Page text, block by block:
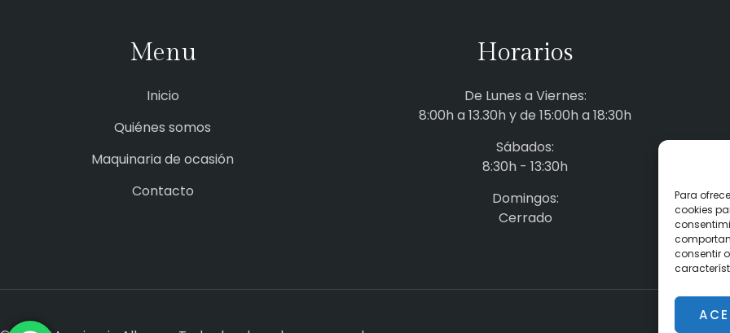
Para
cookies
consentir
Menu
Inicio
Quiénes somos
Maquinaria de ocasión
Contacto
Horarios
De Lunes a Viernes:
8:00h a 13.30h y de 15:00h a 18:30h
Sábados:
8:30h - 13:30h
Domingos:
Cerrado